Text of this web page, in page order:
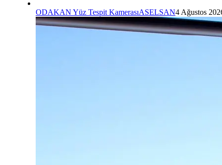
ODAKAN Yüz Tespit KamerasıASELSAN4 Ağustos